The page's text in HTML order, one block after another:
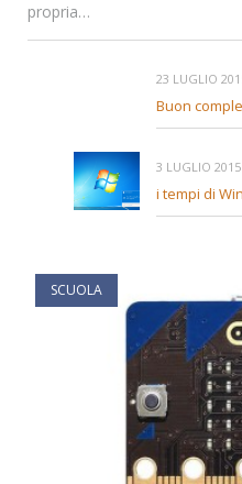
propria…
23 LUGLIO
Buon
3 LUGLIO 2015
i tempi di
SCUOLA